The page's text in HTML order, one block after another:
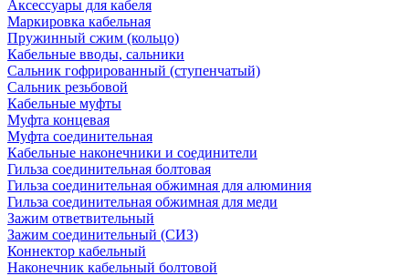
Аксессуары для кабеля
Маркировка кабельная
Пружинный сжим (кольцо)
Кабельные вводы, сальники
Сальник гофрированный (ступенчатый)
Сальник резьбовой
Кабельные муфты
Муфта концевая
Муфта соединительная
Кабельные наконечники и соединители
Гильза соединительная болтовая
Гильза соединительная обжимная для алюминия
Гильза соединительная обжимная для меди
Зажим ответвительный
Зажим соединительный (СИЗ)
Коннектор кабельный
Наконечник кабельный болтовой